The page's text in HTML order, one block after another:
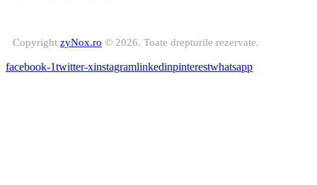
Copyright zyNox.ro © 2026. Toate drepturile rezervate.
facebook-1twitter-xinstagramlinkedinpinterestwhatsapp